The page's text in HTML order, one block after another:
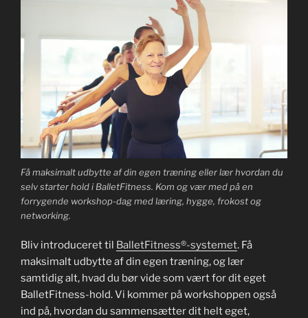
Få maksimalt udbytte af din egen træning eller lær hvordan du
selv starter hold i BalletFitness. Kom og vær med på en
forrygende workshop-dag med læring, hygge, frokost og
networking.
Bliv introduceret til BalletFitness®-systemet. Få
maksimalt udbytte af din egen træning, og lær
samtidig alt, hvad du bør vide som vært for dit eget
BalletFitness-hold. Vi kommer på workshoppen også
ind på, hvordan du sammensætter dit helt eget,